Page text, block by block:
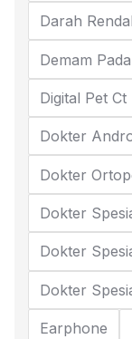
Darah
Demam
Digital Pet Ct
Dokter
Dokter
Dokter
Dokter
Dokter
Earphone